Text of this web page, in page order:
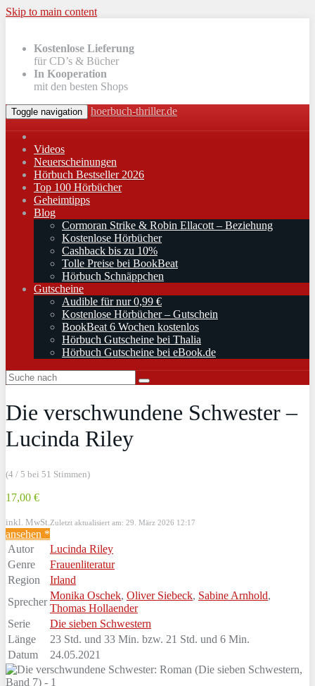
Skip to main content
Kostenlose Lieferung
für CD’s & Bücher
In Kooperation
mit den besten Shops
Toggle navigation hoerbuch-thriller.de
Videos
Neuerscheinungen
Hörbuch Bestseller 2026
Top 100 Hörbücher
Geheimtipps
Blog
Cormoran Strike & Robin Ellacott – Beziehung
Kostenlose Hörbücher
Cashback bis zu 10%
Tolle Preise bei BookBeat
Hörbuch Schnäppchen
Gutscheine
Audible für nur 0,99 €
Kostenlose Hörbücher – Gutschein
BookBeat 6 Wochen kostenlos
Hörbuch Gutscheine bei Thalia
Hörbuch Gutscheine bei eBook.de
Die verschwundene Schwester –
Lucinda Riley
(4 / 5 bei 51 Stimmen)
17,00 €
inkl. MwSt. Zuletzt aktualisiert am: 29. März 2026 12:17
ansehen *
Autor
Lucinda Riley
Genre
Frauenliteratur
Region
Irland
Sprecher
Monika Oschek, Oliver Siebeck, Sabine Arnhold,
Thomas Hollaender
Serie
Die sieben Schwestern
Länge
23 Std. und 33 Min. bzw. 21 Std. und 6 Min.
Datum
24.05.2021